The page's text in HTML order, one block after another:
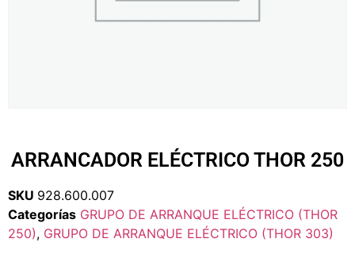
ARRANCADOR ELÉCTRICO THOR 250
SKU 928.600.007
Categorías GRUPO DE ARRANQUE ELÉCTRICO (THOR
250), GRUPO DE ARRANQUE ELÉCTRICO (THOR 303)